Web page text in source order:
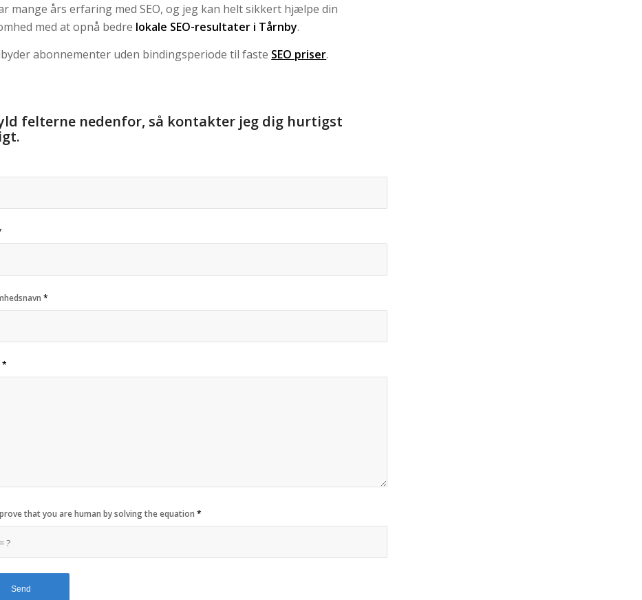
mange års erfaring med SEO, og jeg kan helt sikkert hjælpe din
med at opnå bedre lokale SEO-resultater i Tårnby.
abonnementer uden bindingsperiode til faste SEO priser.
felterne nedenfor, så kontakter jeg dig hurtigst
*
*
?
that you are human by solving the equation*